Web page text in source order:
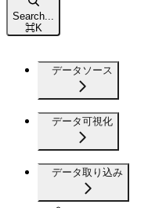
Search...
⌘K
データソース
データ可視化
データ取り込み